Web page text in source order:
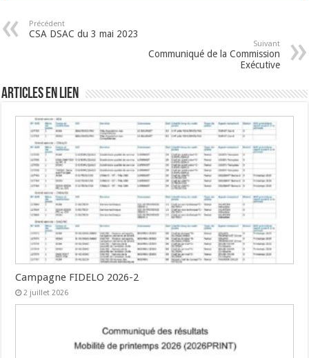
Précédent
CSA DSAC du 3 mai 2023
Suivant
Communiqué de la Commission
Exécutive
Articles en lien
Campagne FIDELO 2026-2
2 juillet 2026